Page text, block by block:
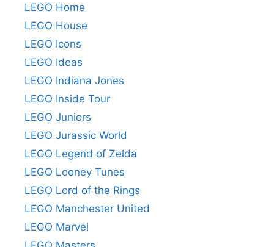
LEGO Home
LEGO House
LEGO Icons
LEGO Ideas
LEGO Indiana Jones
LEGO Inside Tour
LEGO Juniors
LEGO Jurassic World
LEGO Legend of Zelda
LEGO Looney Tunes
LEGO Lord of the Rings
LEGO Manchester United
LEGO Marvel